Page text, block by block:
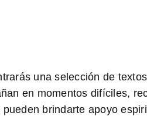
una selección de
en momentos difíciles,
brindarte apoyo